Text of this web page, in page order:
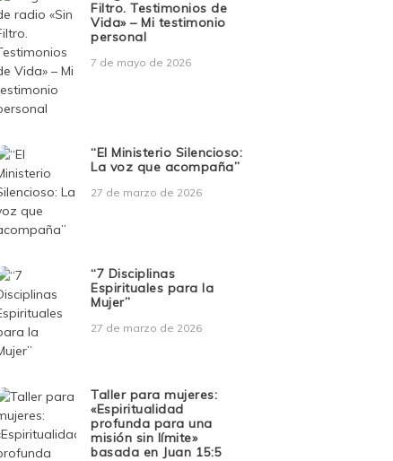
Filtro. Testimonios de
Vida» – Mi testimonio
personal
7 de mayo de 2026
“El Ministerio Silencioso:
La voz que acompaña”
27 de marzo de 2026
“7 Disciplinas
Espirituales para la
Mujer”
27 de marzo de 2026
Taller para mujeres:
«Espiritualidad
profunda para una
misión sin límite»
basada en Juan 15:5